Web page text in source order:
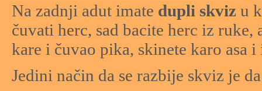
Na zadnji adut imate dupli skviz u
čuvati herc, sad bacite herc iz
kare i čuvao pika, skinete karo asa
Jedini način da se razbije skviz je